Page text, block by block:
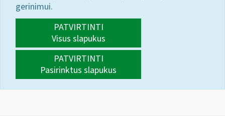
gerinimui.
PATVIRTINTI
Visus slapukus
PATVIRTINTI
Pasirinktus slapukus